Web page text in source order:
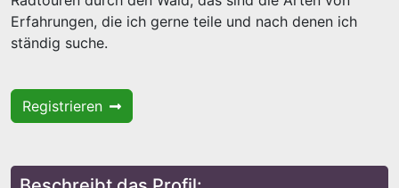
Erfahrungen, die ich gerne teile und nach denen ich
ständig suche.
Registrieren